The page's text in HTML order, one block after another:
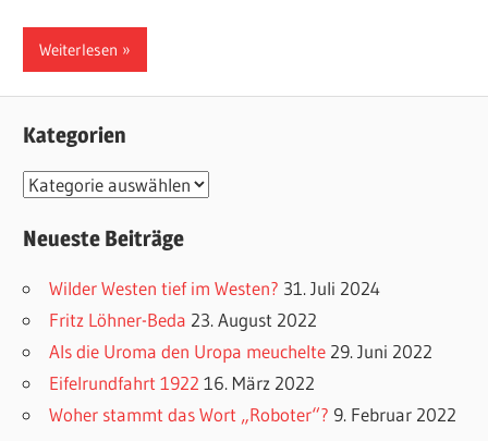
Weiterlesen
Kategorien
K
t
Neueste Beiträge
Wilder Westen tief im Westen? 31. Juli 2024
Fritz Löhner-Beda 23. August 2022
Als die Uroma den Uropa meuchelte 29. Juni 2022
Eifelrundfahrt 1922 16. März 2022
Woher stammt das Wort „Roboter“? 9. Februar 2022